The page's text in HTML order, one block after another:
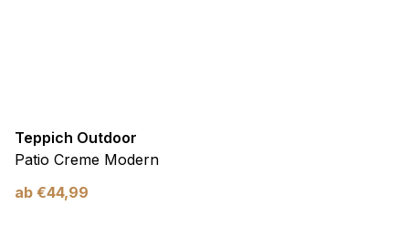
Teppich Outdoor
Patio Creme Modern
ab €44,99